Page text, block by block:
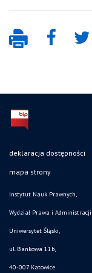
deklaracja dostępności
mapa strony
Instytut Nauk Prawnych,
Wydział Prawa i Administracji
Uniwersytet Śląski,
ul. Bankowa 11b,
40-007 Katowice